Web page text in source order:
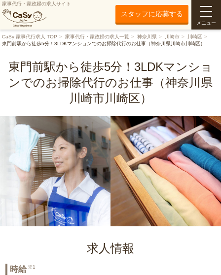
家事代行・家政婦の求人サイト
スタッフに応募する
メニュー
CaSy 家事代行求人 TOP 家事代行・家政婦の求人一覧 神奈川県 川崎市
川崎区
東門前駅から徒歩5分！3LDKマンションでのお掃除代行のお仕事（神奈川県川崎市川崎区）
東門前駅から徒歩5分！3LDKマンショ
ンでのお掃除代行のお仕事（神奈川県
川崎市川崎区）
求人情報
時給 ※1